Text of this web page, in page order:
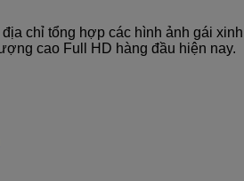
địa chỉ tổng hợp các hình ảnh gái
cao Full HD hàng đầu hiện nay.